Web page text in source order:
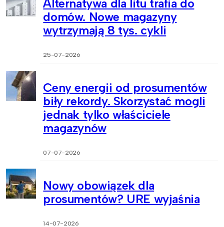
Alternatywa dla litu trafia do
domów. Nowe magazyny
wytrzymają 8 tys. cykli
25-07-2026
Ceny energii od prosumentów
biły rekordy. Skorzystać mogli
jednak tylko właściciele
magazynów
07-07-2026
Nowy obowiązek dla
prosumentów? URE wyjaśnia
14-07-2026